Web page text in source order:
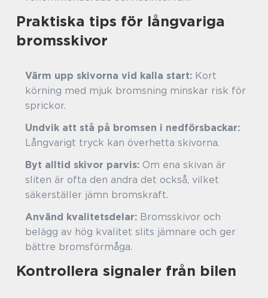
Praktiska tips för långvariga
bromsskivor
Värm upp skivorna vid kalla start: Kort
körning med mjuk bromsning minskar risk för
sprickor.
Undvik att stå på bromsen i nedförsbackar:
Långvarigt tryck kan överhetta skivorna.
Byt alltid skivor parvis: Om ena skivan är
sliten är ofta den andra det också, vilket
säkerställer jämn bromskraft.
Använd kvalitetsdelar: Bromsskivor och
belägg av hög kvalitet slits jämnare och ger
bättre bromsförmåga.
Kontrollera signaler från bilen